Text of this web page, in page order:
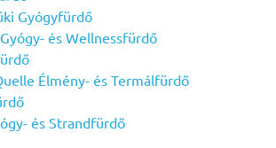
Gyógyfürdő
és Wellnessfürdő
Élmény- és Termálfürdő
és Strandfürdő